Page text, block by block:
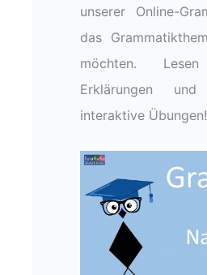
unserer Online-
das
möchten.
Erklärungen
interaktive Übungen!